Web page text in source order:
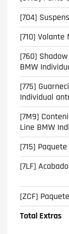
[704]
[710] Volante
[760]
BMW
[775]
Individual
[7M9]
Line BMW
[715]
[7LF]
[ZCF]
Total Extras